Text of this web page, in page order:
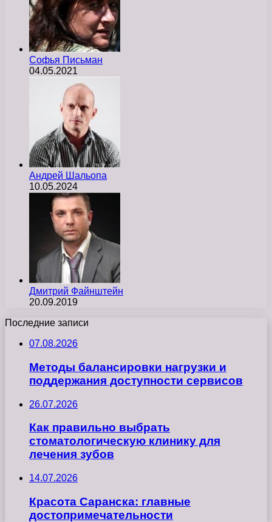
Софья Письман
04.05.2021
Андрей Шальопа
10.05.2024
Дмитрий Файнштейн
20.09.2019
Последние записи
07.08.2026
Методы балансировки нагрузки и
поддержания доступности сервисов
26.07.2026
Как правильно выбрать
стоматологическую клинику для
лечения зубов
14.07.2026
Красота Саранска: главные
достопримечательности